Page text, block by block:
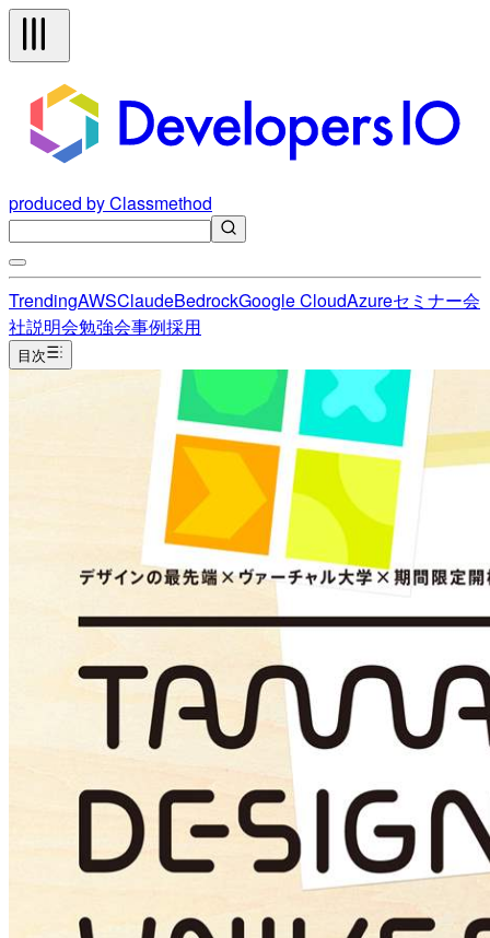
produced by Classmethod
TrendingAWSClaudeBedrockGoogle CloudAzureセミナー会
社説明会勉強会事例採用
目次